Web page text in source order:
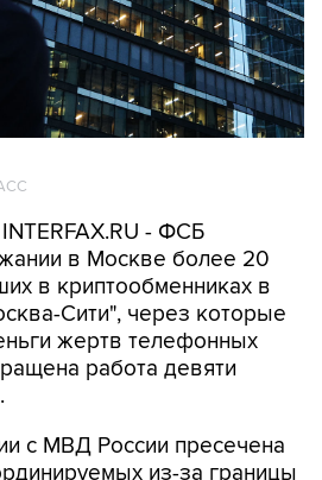
- ФСБ
в криптообменниках в
Сити", через которые
жертв телефонных
работа девяти
с МВД России пресечена
за рубеж с